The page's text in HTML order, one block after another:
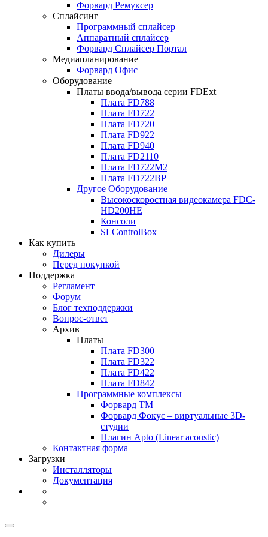
Форвард Ремуксер
Сплайсинг
Программный сплайсер
Аппаратный сплайсер
Форвард Сплайсер Портал
Медиапланирование
Форвард Офис
Оборудование
Платы ввода/вывода серии FDExt
Плата FD788
Плата FD722
Плата FD720
Плата FD922
Плата FD940
Плата FD2110
Плата FD722M2
Плата FD722BP
Другое Оборудование
Высокоскоростная видеокамера FDC-
HD200HE
Консоли
SLControlBox
Как купить
Дилеры
Перед покупкой
Поддержка
Регламент
Форум
Блог техподдержки
Вопрос-ответ
Архив
Платы
Плата FD300
Плата FD322
Плата FD422
Плата FD842
Программные комплексы
Форвард ТМ
Форвард Фокус – виртуальные 3D-
студии
Плагин Apto (Linear acoustic)
Контактная форма
Загрузки
Инсталляторы
Документация